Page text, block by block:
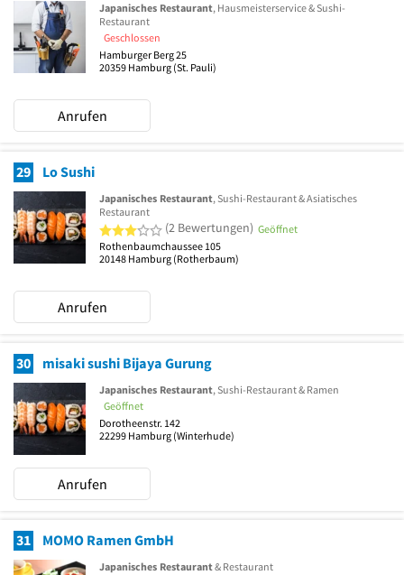
Japanisches Restaurant, Hausmeisterservice & Sushi-
Restaurant
Geschlossen
Hamburger Berg 25
20359 Hamburg (St. Pauli)
Anrufen
29 Lo Sushi
Japanisches Restaurant, Sushi-Restaurant & Asiatisches
Restaurant
3 von 5 Sternen
(2 Bewertungen) Geöffnet
Rothenbaumchaussee 105
20148 Hamburg (Rotherbaum)
Anrufen
30 misaki sushi Bijaya Gurung
Japanisches Restaurant, Sushi-Restaurant & Ramen
Geöffnet
Dorotheenstr. 142
22299 Hamburg (Winterhude)
Anrufen
31 MOMO Ramen GmbH
Japanisches Restaurant& Restaurant